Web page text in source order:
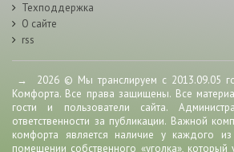
Техподдержка
О сайте
rss
→ 2026 © Мы транслируем с 2013.09.05
Комфорта. Все права защищены. Все
гости и пользователи сайта.
ответственности за публикации. Важной
комфорта является наличие у каждого
помещении собственного «уголка»,